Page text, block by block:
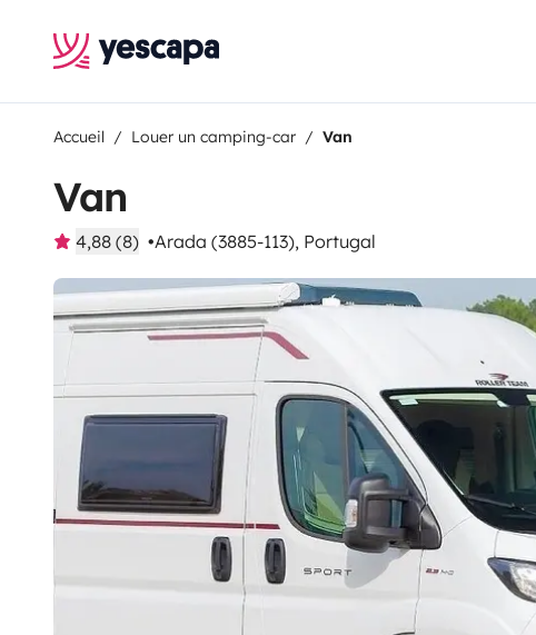
Accueil Louer un camping-car Van
Van
4,88 (8) Arada (3885-113), Portugal